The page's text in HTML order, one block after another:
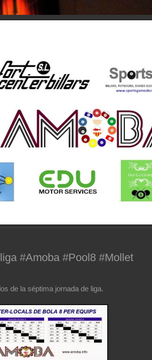
#Amoba #Pool8 #Mollet
de la séptima jornada de liga.